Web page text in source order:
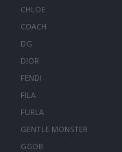
CHLOE
COACH
DG
DIOR
FENDI
FILA
FURLA
GENTLE MONSTER
GGDB